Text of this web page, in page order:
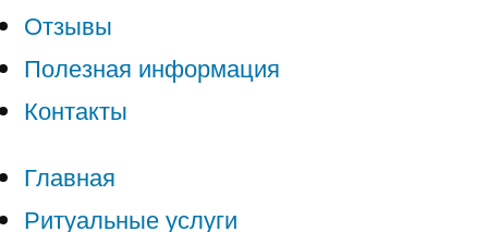
Отзывы
Полезная информация
Контакты
Главная
Ритуальные услуги